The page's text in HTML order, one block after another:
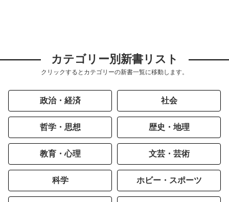
カテゴリー別新書リスト
クリックするとカテゴリーの新書一覧に移動します。
政治・経済 社会
哲学・思想 歴史・地理
教育・心理 文芸・芸術
科学 ホビー・スポーツ